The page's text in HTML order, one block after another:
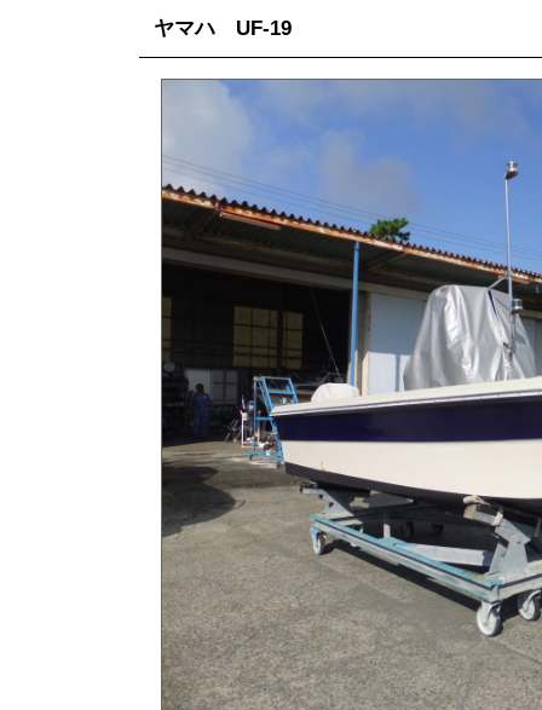
ヤマハ UF-19